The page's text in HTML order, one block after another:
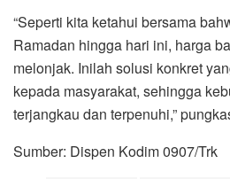
“Seperti kita ketahui bersama
Ramadan hingga hari ini, harga
melonjak. Inilah solusi konkret
kepada masyarakat, sehingga
terjangkau dan terpenuhi,”
Sumber: Dispen Kodim 0907/Trk